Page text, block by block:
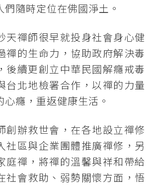
隨時定位在佛國淨土。
天禪師很早就投身社會身心健
禪的生命力，協助政府解決毒
後續更創立中華民國解癮戒毒
台北地檢署合作，以禪的力量
癮，重返健康生活。
創辦救世會，在各地設立禪修
社區與企業團體推廣禪修，另
庭禪，將禪的溫馨與祥和帶給
社會救助、弱勢關懷方面，悟